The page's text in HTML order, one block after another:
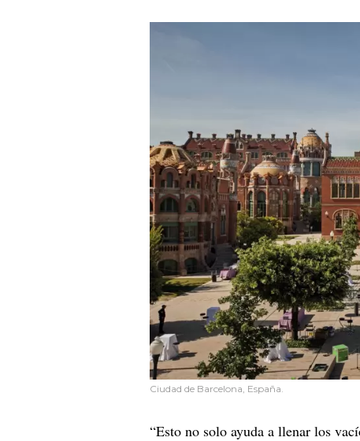
Ciudad de Barcelona, España.
“Esto no solo ayuda a llenar los